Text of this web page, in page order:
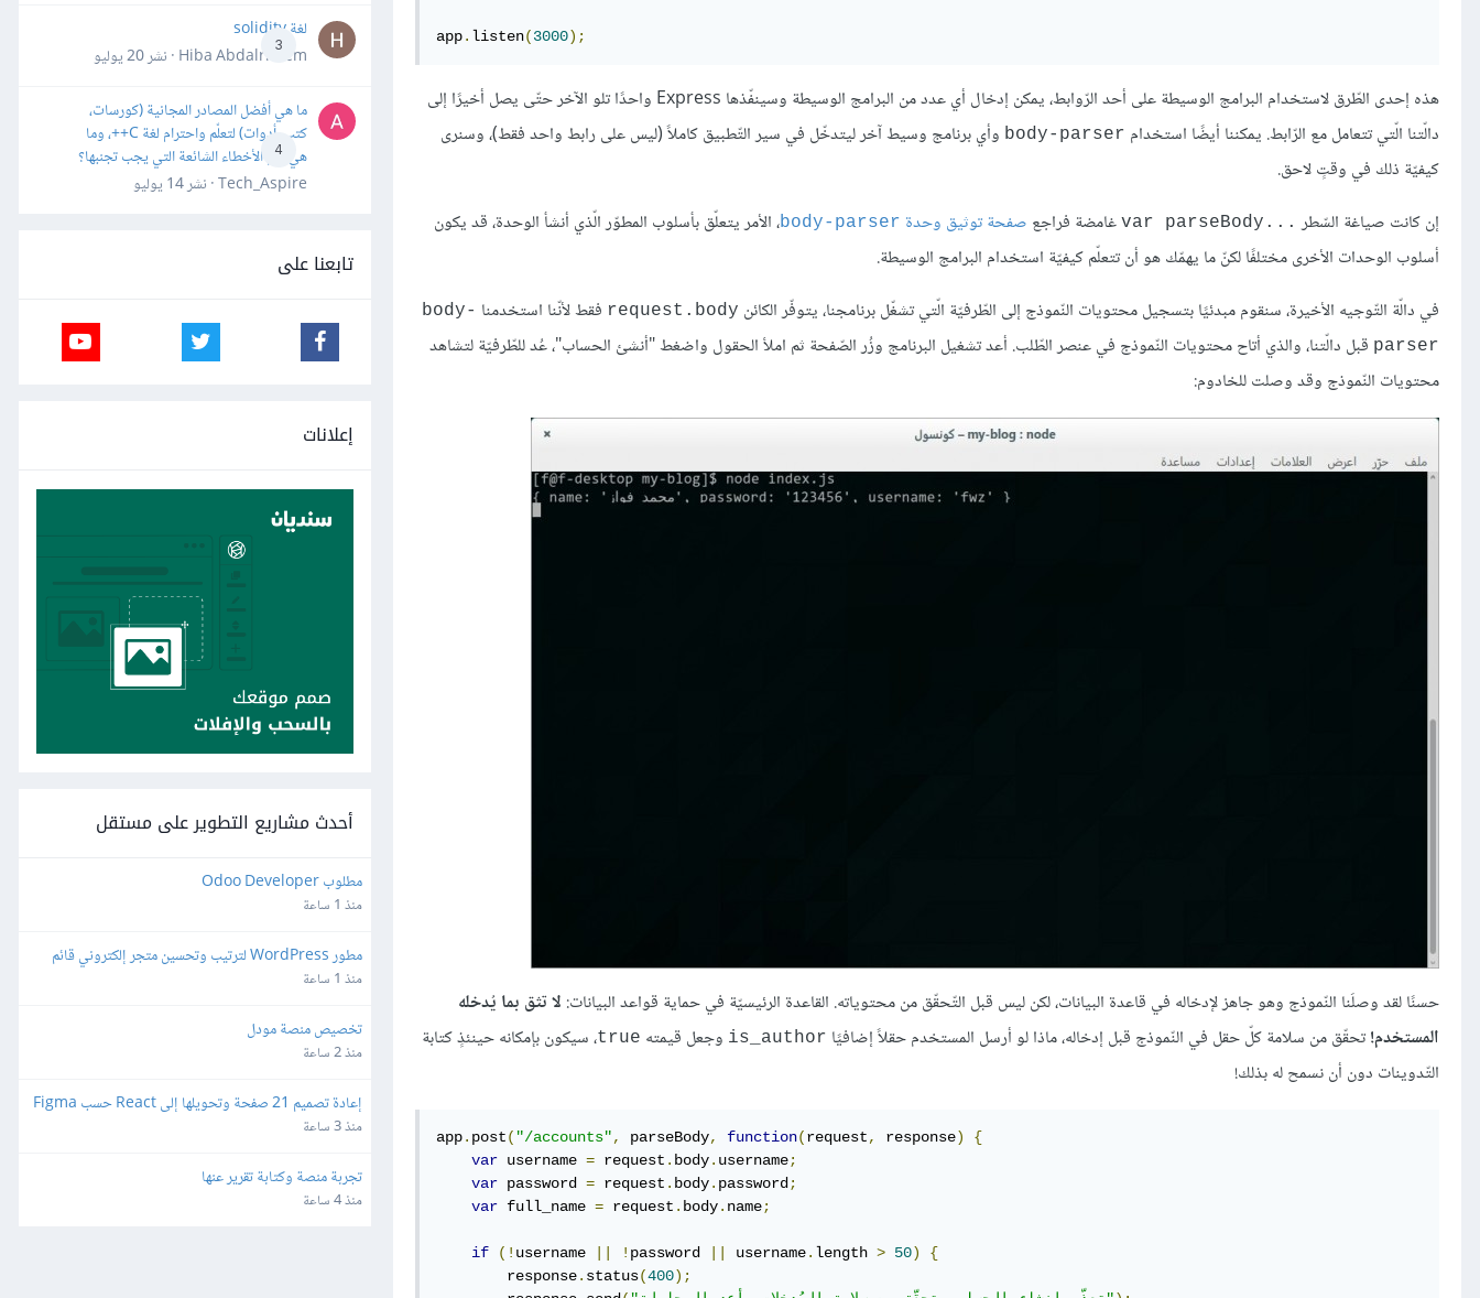
app. listen(3000);
هذه إحدى الطّرق لاستخدام البرامج الوسيطة على أحد الرّوابط، يمكن إدخال أي عدد من البرامج الوسيطة وسينفّذها Express واحدًا تلو الآخر حتّى يصل أخيرًا إلى
دالّتنا الّتي تتعامل مع الرّابط. يمكننا أيضًا استخدام body-parser وأي برنامج وسيط آخر ليتدخّل في سير التّطبيق كاملاً (ليس على رابط واحد فقط)، وسنرى
كيفيّة ذلك في وقتٍ لاحق.
إن كانت صياغة السّطر var parseBody...‎ غامضة فراجع صفحة توثيق وحدة body-parser‏، الأمر يتعلّق بأسلوب المطوّر الّذي أنشأ الوحدة، قد يكون
أسلوب الوحدات الأخرى مختلفًا لكنّ ما يهمّك هو أن تتعلّم كيفيّة استخدام البرامج الوسيطة.
في دالّة التّوجيه الأخيرة، سنقوم مبدئيًا بتسجيل محتويات النّموذج إلى الطّرفيّة الّتي تشغّل برنامجنا، يتوفّر الكائن request.body فقط لأنّنا استخدمنا body-
parser قبل دالّتنا، والذي أتاح محتويات النّموذج في عنصر الطّلب. أعد تشغيل البرنامج وزُر الصّفحة ثم املأ الحقول واضغط "أنشئ الحساب"، عُد للطّرفيّة لتشاهد
محتويات النّموذج وقد وصلت للخادوم:
حسنًا لقد وصلَنا النّموذج وهو جاهز لإدخاله في قاعدة البيانات، لكن ليس قبل التّحقّق من محتوياته. القاعدة الرئيسيّة في حماية قواعد البيانات: لا تثق بما يُدخله
المستخدم!تحقّق من سلامة كلّ حقل في النّموذج قبل إدخاله، ماذا لو أرسل المستخدم حقلاً إضافيًا is_author وجعل قيمته true، سيكون بإمكانه حينئذٍ كتابة
التّدوينات دون أن نسمح له بذلك!
app. post( "/accounts", parseBody, function(request, response)
{
var username = request . body. username;
var password = request . body. password ;
var full_name = request . body. name;
if (! username ! password username. length > 50)
{
        response
. status(400);
3
لغة solidity
Hiba Abdalrheem · نشر
20 يوليو
4
ما هي أفضل المصادر المجانية (كورسات،
كتب، أدوات) لتعلّم واحترام لغة C++، وما
هي أهم الأخطاء الشائعة التي يجب تجنبها؟
Tech_Aspire · نشر
14 يوليو
تابعنا على
إعلانات
أحدث مشاريع التطوير على مستقل
مطلوب Odoo Developer
منذ 1 ساعة
مطور WordPress لترتيب وتحسين متجر إلكتروني قائم
منذ 1 ساعة
تخصيص منصة مودل
منذ 2 ساعة
إعادة تصميم 21 صفحة وتحويلها إلى React حسب Figma
منذ 3 ساعة
تجربة منصة وكتابة تقرير عنها
منذ 4 ساعة